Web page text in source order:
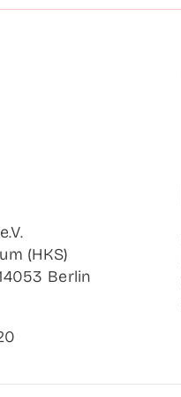
(HKS)
Berlin